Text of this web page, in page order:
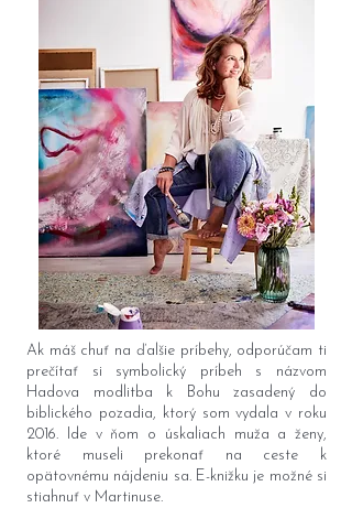
Ak máš chuť na ďalšie príbehy, odporúčam ti
prečítať si symbolický príbeh s názvom
Hadova modlitba k Bohu zasadený do
biblického pozadia, ktorý som vydala v roku
2016. Ide v ňom o úskaliach muža a ženy,
ktoré museli prekonať na ceste k
opätovnému nájdeniu sa. E-knižku je možné si
stiahnuť v Martinuse.